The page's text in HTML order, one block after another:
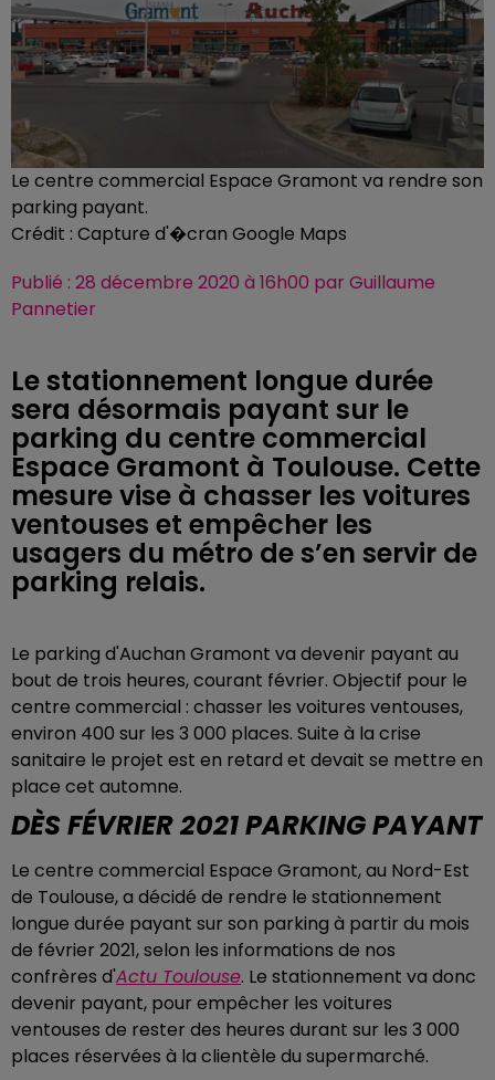
Le centre commercial Espace Gramont va rendre son
parking payant.
Crédit : Capture d'�cran Google Maps
Publié : 28 décembre 2020 à 16h00 par Guillaume
Pannetier
Le stationnement longue durée
sera désormais payant sur le
parking du centre commercial
Espace Gramont à Toulouse. Cette
mesure vise à chasser les voitures
ventouses et empêcher les
usagers du métro de s’en servir de
parking relais.
Le parking d'Auchan Gramont va devenir payant au
bout de trois heures, courant février. Objectif pour le
centre commercial : chasser les voitures ventouses,
environ 400 sur les 3 000 places. Suite à la crise
sanitaire le projet est en retard et devait se mettre en
place cet automne.
DÈS FÉVRIER 2021 PARKING PAYANT
Le centre commercial Espace Gramont, au Nord-Est
de Toulouse, a décidé de rendre le stationnement
longue durée payant sur son parking à partir du mois
de février 2021, selon les informations de nos
confrères d'Actu Toulouse. Le stationnement va donc
devenir payant, pour empêcher les voitures
ventouses de rester des heures durant sur les 3 000
places réservées à la clientèle du supermarché.